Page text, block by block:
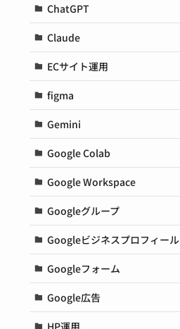
ChatGPT
Claude
ECサイト運用
figma
Gemini
Google Colab
Google Workspace
Googleグループ
Googleビジネスプロフィール
Googleフォーム
Google広告
HP運用